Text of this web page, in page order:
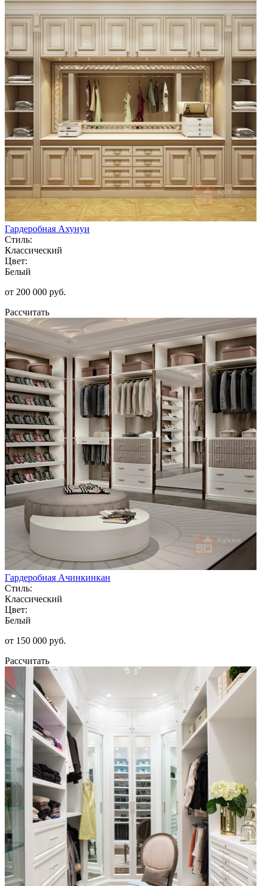
Гардеробная Ахунуи
Стиль:
Классический
Цвет:
Белый
от 200 000 руб.
Рассчитать
Гардеробная Ачинкинкан
Стиль:
Классический
Цвет:
Белый
от 150 000 руб.
Рассчитать